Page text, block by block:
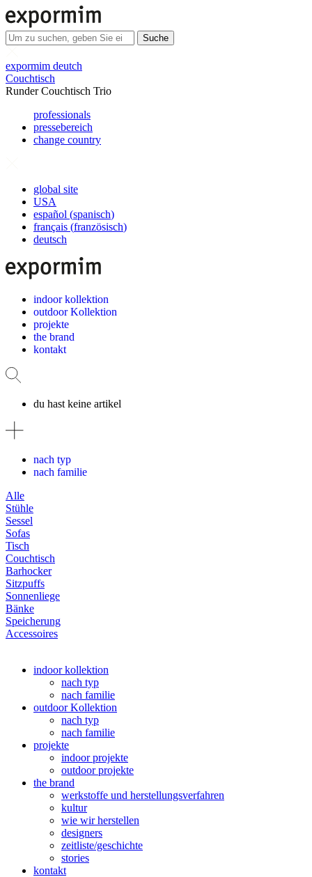
Suche
expormim deutch
Couchtisch
Runder Couchtisch Trio
professionals
pressebereich
change country
global site
USA
español (spanisch)
français (französisch)
deutsch
indoor kollektion
outdoor Kollektion
projekte
the brand
kontakt
du hast keine artikel
nach typ
nach familie
Alle
Stühle
Sessel
Sofas
Tisch
Couchtisch
Barhocker
Sitzpuffs
Sonnenliege
Bänke
Speicherung
Accessoires
indoor kollektion
nach typ
nach familie
outdoor Kollektion
nach typ
nach familie
projekte
indoor projekte
outdoor projekte
the brand
werkstoffe und herstellungsverfahren
kultur
wie wir herstellen
designers
zeitliste/geschichte
stories
kontakt